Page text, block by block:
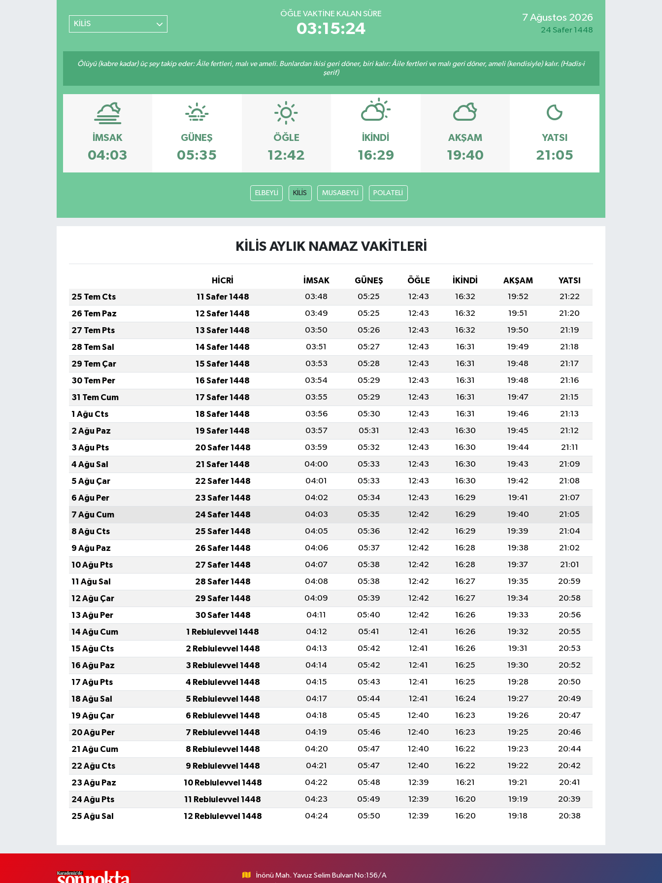
KİLİS
ÖĞLE VAKTINE KALAN SÜRE
03:15:23
7 Ağustos 2026
24 Safer 1448
Ölüyü (kabre kadar) üç şey takip eder: Âile fertleri, malı ve ameli. Bunlardan ikisi geri döner, biri kalır: Âile fertleri ve malı geri döner, ameli (kendisiyle) kalır. (Hadis-i
şerif)
İMSAK
04:03
GÜNEŞ
05:35
ÖĞLE
12:42
İKINDI
16:29
AKŞAM
19:40
YATSI
21:05
ELBEYLİ KİLİS MUSABEYLİ POLATELİ
KİLİS AYLIK NAMAZ VAKITLERI
HİCRİ İMSAK GÜNEŞ ÖĞLE İKINDI AKŞAM
YATSI
25 Tem Cts
11 Safer 1448 03:48 05:25 12:43 16:32 19:52
21:22
26 Tem Paz
12 Safer 1448 03:49 05:25 12:43 16:32 19:51
21:20
27 Tem Pts
13 Safer 1448 03:50 05:26 12:43 16:32 19:50
21:19
28 Tem Sal
14 Safer 1448 03:51 05:27 12:43 16:31 19:49
21:18
29 Tem Çar
15 Safer 1448 03:53 05:28 12:43 16:31 19:48
21:17
30 Tem Per
16 Safer 1448 03:54 05:29 12:43 16:31 19:48
21:16
31 Tem Cum
17 Safer 1448 03:55 05:29 12:43 16:31 19:47
21:15
1 Ağu Cts
18 Safer 1448 03:56 05:30 12:43 16:31 19:46
21:13
2 Ağu Paz
19 Safer 1448 03:57 05:31 12:43 16:30 19:45
21:12
3 Ağu Pts
20 Safer 1448 03:59 05:32 12:43 16:30 19:44
21:11
4 Ağu Sal
21 Safer 1448 04:00 05:33 12:43 16:30 19:43
21:09
5 Ağu Çar
22 Safer 1448 04:01 05:33 12:43 16:30 19:42
21:08
6 Ağu Per
23 Safer 1448 04:02 05:34 12:43 16:29 19:41
21:07
7 Ağu Cum
24 Safer 1448 04:03 05:35 12:42 16:29 19:40
21:05
8 Ağu Cts
25 Safer 1448 04:05 05:36 12:42 16:29 19:39
21:04
9 Ağu Paz
26 Safer 1448 04:06 05:37 12:42 16:28 19:38
21:02
10 Ağu Pts
27 Safer 1448 04:07 05:38 12:42 16:28 19:37
21:01
11 Ağu Sal
28 Safer 1448 04:08 05:38 12:42 16:27 19:35
20:59
12 Ağu Çar
29 Safer 1448 04:09 05:39 12:42 16:27 19:34
20:58
13 Ağu Per
30 Safer 1448 04:11 05:40 12:42 16:26 19:33
20:56
14 Ağu Cum
1 Rebiulevvel 1448 04:12 05:41 12:41 16:26 19:32
20:55
15 Ağu Cts
2 Rebiulevvel 1448 04:13 05:42 12:41 16:26 19:31
20:53
16 Ağu Paz
3 Rebiulevvel 1448 04:14 05:42 12:41 16:25 19:30
20:52
17 Ağu Pts
4 Rebiulevvel 1448 04:15 05:43 12:41 16:25 19:28
20:50
18 Ağu Sal
5 Rebiulevvel 1448 04:17 05:44 12:41 16:24 19:27
20:49
19 Ağu Çar
6 Rebiulevvel 1448 04:18 05:45 12:40 16:23 19:26
20:47
20 Ağu Per
7 Rebiulevvel 1448 04:19 05:46 12:40 16:23 19:25
20:46
21 Ağu Cum
8 Rebiulevvel 1448 04:20 05:47 12:40 16:22 19:23
20:44
22 Ağu Cts
9 Rebiulevvel 1448 04:21 05:47 12:40 16:22 19:22
20:42
23 Ağu Paz
10 Rebiulevvel 1448 04:22 05:48 12:39 16:21 19:21
20:41
24 Ağu Pts
11 Rebiulevvel 1448 04:23 05:49 12:39 16:20 19:19
20:39
25 Ağu Sal
12 Rebiulevvel 1448 04:24 05:50 12:39 16:20 19:18 20:38
İnönü Mah. Yavuz Selim Bulvarı No:156/A
TRABZONSPOR